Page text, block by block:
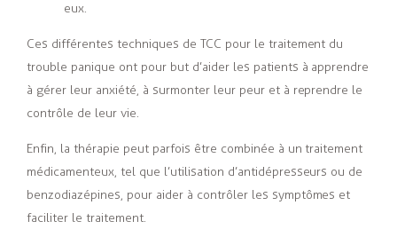
eux.
Ces différentes techniques de TCC pour le traitement du
trouble panique ont pour but d’aider les patients à apprendre
à gérer leur anxiété, à surmonter leur peur et à reprendre le
contrôle de leur vie.
Enfin, la thérapie peut parfois être combinée à un traitement
médicamenteux, tel que l’utilisation d’antidépresseurs ou de
benzodiazépines, pour aider à contrôler les symptômes et
faciliter le traitement.